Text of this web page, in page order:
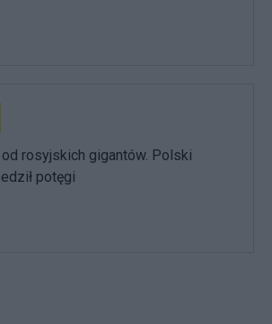
rosyjskich gigantów. Polski
potęgi